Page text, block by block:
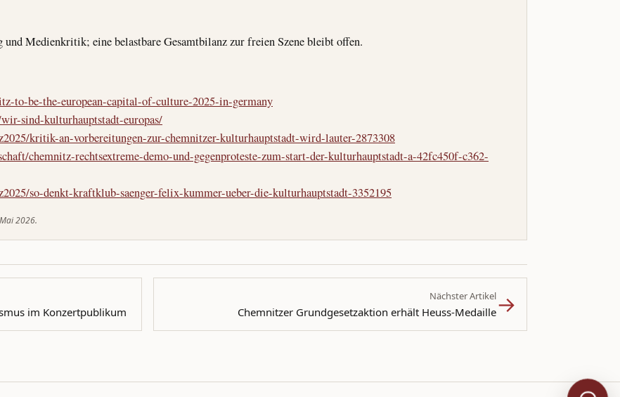
Medienkritik; eine belastbare Gesamtbilanz zur freien Szene bleibt offen.
to-be-the-european-capital-of-culture-2025-in-germany
sind-kulturhauptstadt-europas/
kritik-an-vorbereitungen-zur-chemnitzer-kulturhauptstadt-wird-lauter-2873308
chemnitz-rechtsextreme-demo-und-gegenproteste-zum-start-der-kulturhauptstadt-a-42fc450f-c362-
so-denkt-kraftklub-saenger-felix-kummer-ueber-die-kulturhauptstadt-3352195
2026.
im Konzertpublikum
Nächster Artikel
Chemnitzer Grundgesetzaktion erhält Heuss-Medaille→